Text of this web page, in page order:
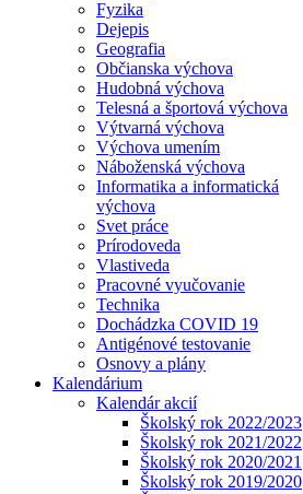
Fyzika
Dejepis
Geografia
Občianska výchova
Hudobná výchova
Telesná a športová výchova
Výtvarná výchova
Výchova umením
Náboženská výchova
Informatika a informatická
výchova
Svet práce
Prírodoveda
Vlastiveda
Pracovné vyučovanie
Technika
Dochádzka COVID 19
Antigénové testovanie
Osnovy a plány
Kalendárium
Kalendár akcií
Školský rok 2022/2023
Školský rok 2021/2022
Školský rok 2020/2021
Školský rok 2019/2020